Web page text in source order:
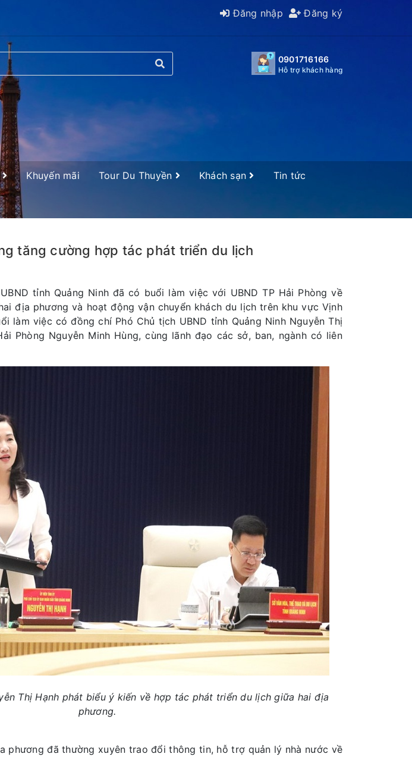
Đăng nhập Đăng ký
0901716166
Hỗ trợ khách hàng
Khuyến mãi Tour Du Thuyền Khách sạn Tin tức
tăng cường hợp tác phát triển du lịch
tỉnh Quảng Ninh đã có buổi làm việc với UBND TP Hải Phòng về
địa phương và hoạt động vận chuyển khách du lịch trên khu vực Vịnh
làm việc có đồng chí Phó Chủ tịch UBND tỉnh Quảng Ninh Nguyễn Thị
Phòng Nguyễn Minh Hùng, cùng lãnh đạo các sở, ban, ngành có liên
Thị Hạnh phát biểu ý kiến về hợp tác phát triển du lịch giữa hai địa
phương.
phương đã thường xuyên trao đổi thông tin, hỗ trợ quản lý nhà nước về